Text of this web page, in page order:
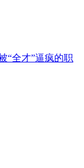
“全才”逼疯的职